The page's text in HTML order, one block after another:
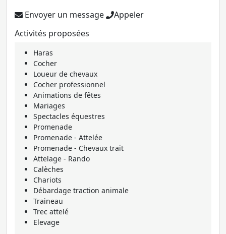
Envoyer un message
Appeler
Activités proposées
Haras
Cocher
Loueur de chevaux
Cocher professionnel
Animations de fêtes
Mariages
Spectacles équestres
Promenade
Promenade - Attelée
Promenade - Chevaux trait
Attelage - Rando
Calèches
Chariots
Débardage traction animale
Traineau
Trec attelé
Elevage